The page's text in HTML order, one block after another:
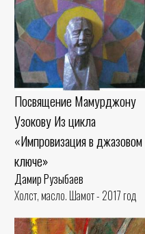
Посвящение Мамурджону
Узокову Из цикла
«Импровизация в джазовом
ключе»
Дамир Рузыбаев
Холст, масло. Шамот - 2017 год